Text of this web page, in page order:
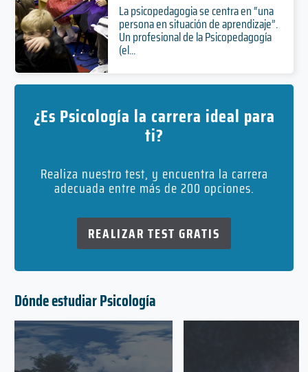
La psicopedagogia se centra en “una
persona en situación de aprendizaje”.
Un profesional de la Psicopedagogía
(el...
¿Es Psicología la carrera ideal para
ti?
Realiza nuestro test, y encuentra la carrera
adecuada entre más de 200 opciones.
REALIZAR TEST GRATIS
Dónde estudiar Psicología